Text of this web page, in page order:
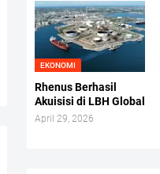
EKONOMI
Rhenus Berhasil
Akuisisi di LBH Global
April 29, 2026